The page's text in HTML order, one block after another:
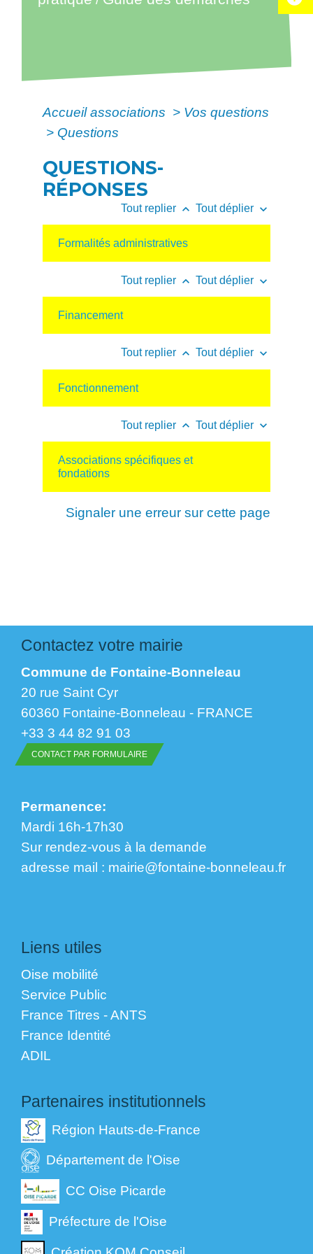
Accueil associations > Vos questions
> Questions
QUESTIONS-
RÉPONSES
Tout replier keyboard_arrow_up Tout déplier keyboard_arrow_down
Formalités administratives
Tout replier keyboard_arrow_up Tout déplier keyboard_arrow_down
Financement
Tout replier keyboard_arrow_up Tout déplier keyboard_arrow_down
Fonctionnement
Tout replier keyboard_arrow_up Tout déplier keyboard_arrow_down
Associations spécifiques et
fondations
Signaler une erreur sur cette page
Contactez votre mairie
Commune de Fontaine-Bonneleau
20 rue Saint Cyr
60360 Fontaine-Bonneleau - FRANCE
+33 3 44 82 91 03
CONTACT PAR FORMULAIRE
Permanence:
Mardi 16h-17h30
Sur rendez-vous à la demande
​​​​​​​adresse mail : mairie@fontaine-bonneleau.fr
Liens utiles
Oise mobilité
Service Public
France Titres - ANTS
France Identité
ADIL
Partenaires institutionnels
Région Hauts-de-France
Département de l'Oise
CC Oise Picarde
Préfecture de l'Oise